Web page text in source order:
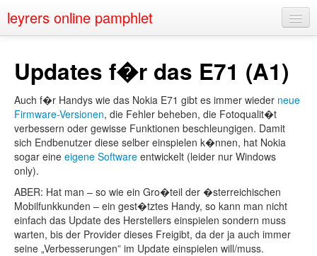
leyrers online pamphlet
About
Public Speaking
Nerd Events
Contact
Updates f�r das E71 (A1)
Auch f�r Handys wie das Nokia E71 gibt es immer wieder neue
Firmware-Versionen, die Fehler beheben, die Fotoqualit�t
verbessern oder gewisse Funktionen beschleungigen. Damit
sich Endbenutzer diese selber einspielen k�nnen, hat Nokia
sogar eine eigene Software entwickelt (leider nur Windows
only).
ABER: Hat man – so wie ein Gro�teil der �sterreichischen
Mobilfunkkunden – ein gest�tztes Handy, so kann man nicht
einfach das Update des Herstellers einspielen sondern muss
warten, bis der Provider dieses Freigibt, da der ja auch immer
seine „Verbesserungen” im Update einspielen will/muss.